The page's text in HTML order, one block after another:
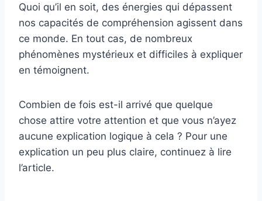
Quoi qu’il en soit, des énergies qui dépassent
nos capacités de compréhension agissent dans
ce monde. En tout cas, de nombreux
phénomènes mystérieux et difficiles à expliquer
en témoignent.
Combien de fois est-il arrivé que quelque
chose attire votre attention et que vous n’ayez
aucune explication logique à cela ? Pour une
explication un peu plus claire, continuez à lire
l’article.